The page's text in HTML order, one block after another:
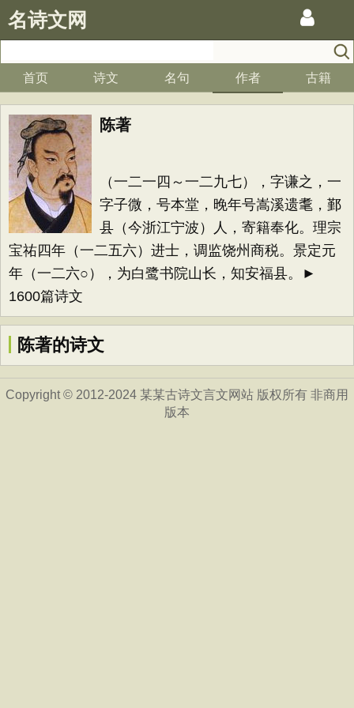
名诗文网
首页 诗文 名句 作者 古籍
陈著
（一二一四～一二九七），字谦之，一
字子微，号本堂，晚年号嵩溪遗耄，鄞
县（今浙江宁波）人，寄籍奉化。理宗
宝祐四年（一二五六）进士，调监饶州商税。景定元
年（一二六○），为白鹭书院山长，知安福县。►
1600篇诗文
陈著的诗文
Copyright © 2012-2024 某某古诗文言文网站 版权所有 非商用
版本